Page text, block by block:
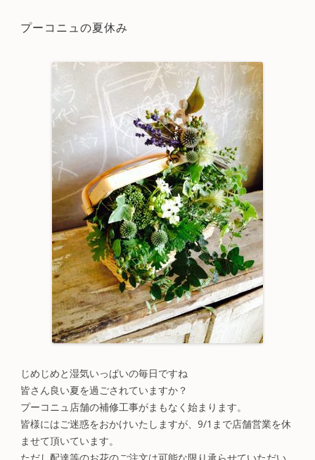
プーコニュの夏休み
じめじめと湿気いっぱいの毎日ですね
皆さん良い夏を過ごされていますか？
プーコニュ店舗の補修工事がまもなく始まります。
皆様にはご迷惑をおかけいたしますが、9/1まで店舗営業を休
ませて頂いています。
ただし配達等のお花のご注文は可能な限り承らせていただい